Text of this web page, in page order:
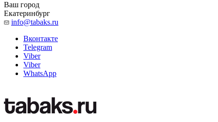
Ваш город
Екатеринбург
info@tabaks.ru
Вконтакте
Telegram
Viber
Viber
WhatsApp